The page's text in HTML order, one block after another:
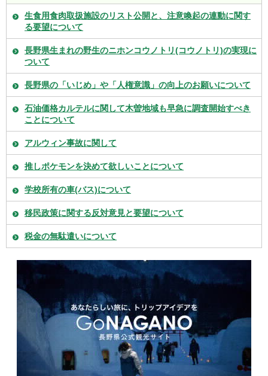
生食用食肉取扱施設のリスト公開と、注意喚起の連動に関す
る要望について
長野県生まれの野生のニホンコウノトリ(コウノトリ)の実現に
ついて
長野県の「いじめ」や「人権意識」の向上のお願いについて
石油価格カルテルに関して木曽地域も早急に調査開始すべき
ことについて
アルウィン事故に関して
推しポケモンを決めて欲しいことについて
学校所有の車(バス)について
移民政策に関する反対意見と要望について
税金の無駄遣いについて